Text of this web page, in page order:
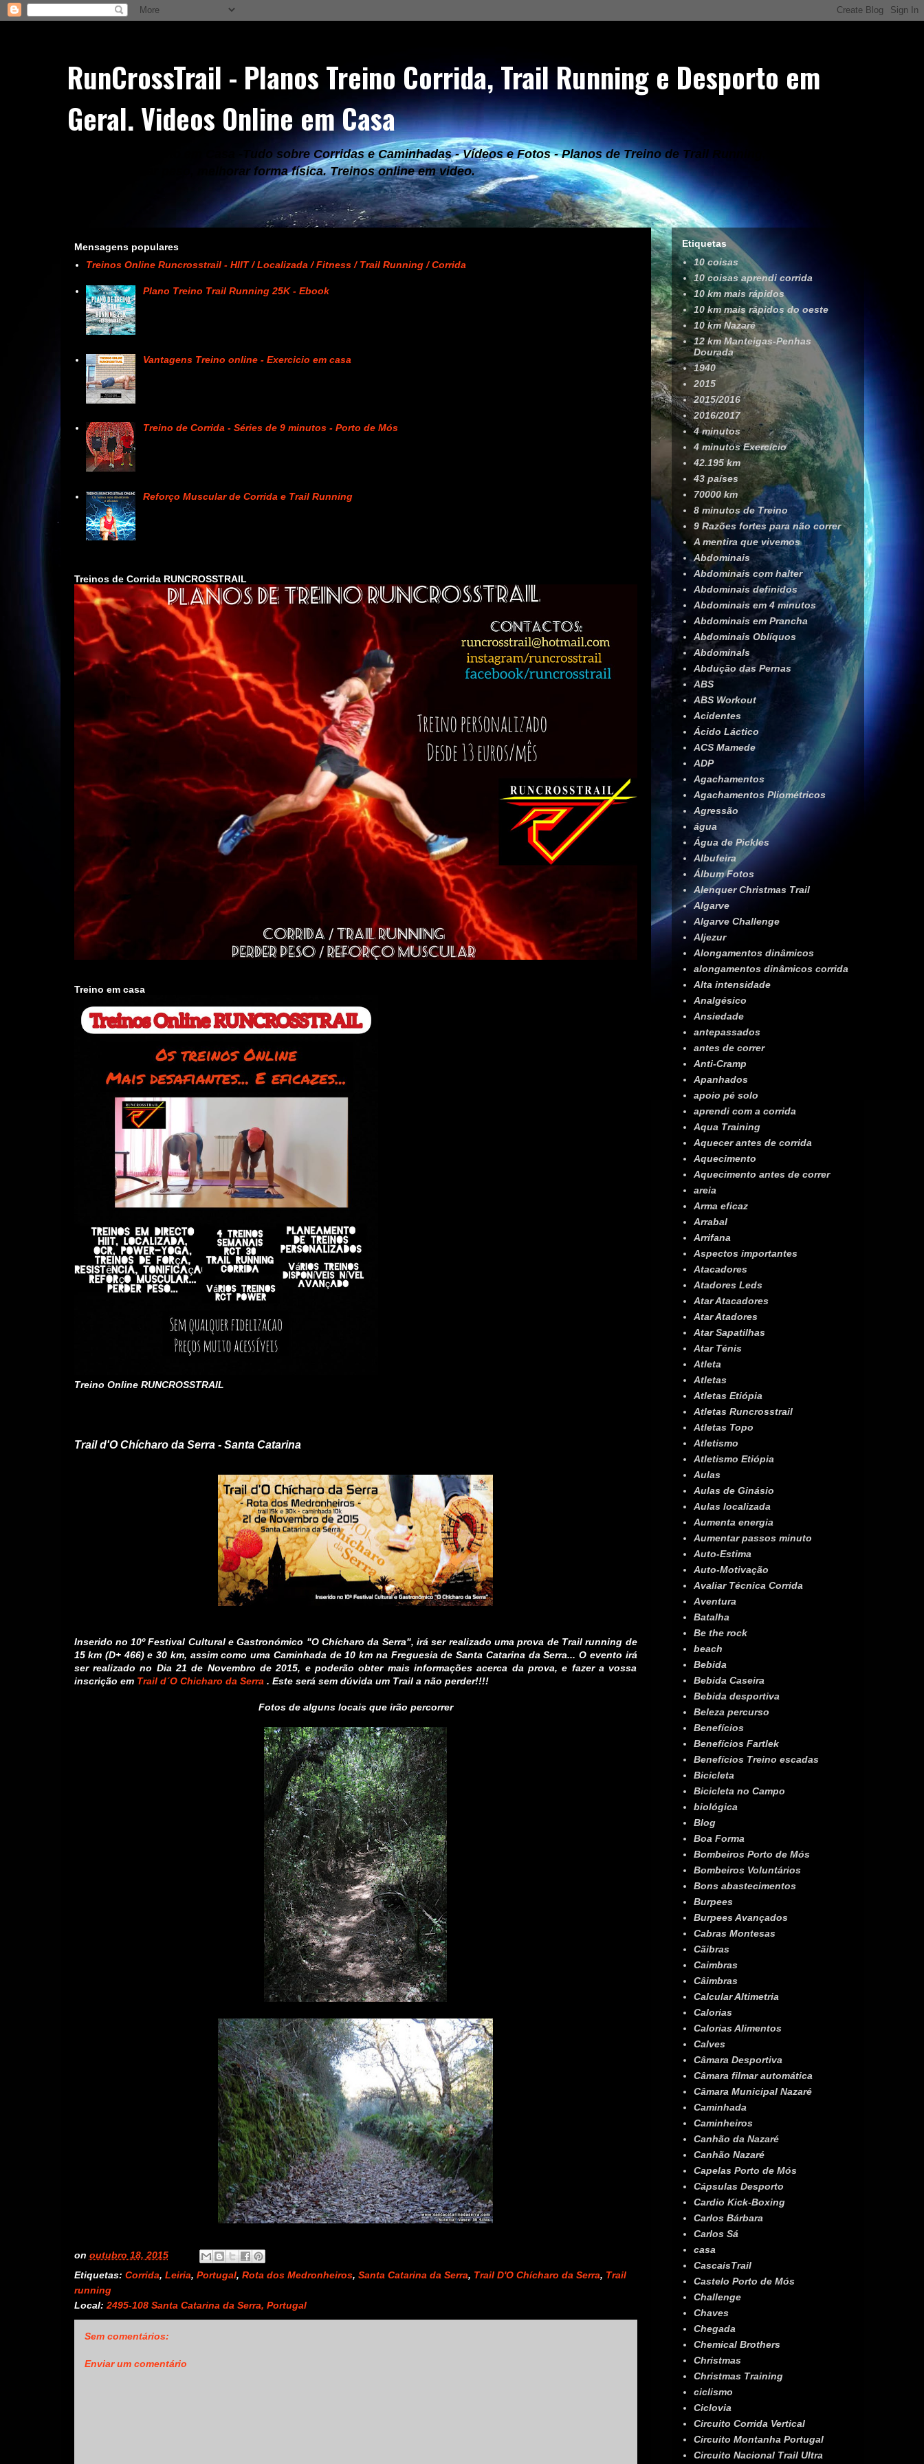
RunCrossTrail - Planos Treino Corrida, Trail Running e Desporto em
Geral. Videos Online em Casa
Treinos em Directo em Casa -Tudo sobre Corridas e Caminhadas - Vídeos e Fotos - Planos de Treino de Trail Running, Corrida,
Fitness, Perder peso, melhorar forma física. Treinos online em video.
Mensagens populares
Treinos Online Runcrosstrail - HIIT / Localizada / Fitness / Trail Running / Corrida
Plano Treino Trail Running 25K - Ebook
Vantagens Treino online - Exercicio em casa
Treino de Corrida - Séries de 9 minutos - Porto de Mós
Reforço Muscular de Corrida e Trail Running
Treinos de Corrida RUNCROSSTRAIL
Treino em casa
Treino Online RUNCROSSTRAIL
Trail d'O Chícharo da Serra - Santa Catarina
Inserido no 10º Festival Cultural e Gastronómico "O Chícharo da Serra", irá ser realizado uma prova de Trail running de
15 km (D+ 466) e 30 km, assim como uma Caminhada de 10 km na Freguesia de Santa Catarina da Serra... O evento irá
ser realizado no Dia 21 de Novembro de 2015, e poderão obter mais informações acerca da prova, e fazer a vossa
inscrição em Trail d´O Chicharo da Serra . Este será sem dúvida um Trail a não perder!!!!
Fotos de alguns locais que irão percorrer
on outubro 18, 2015
Etiquetas: Corrida, Leiria, Portugal, Rota dos Medronheiros, Santa Catarina da Serra, Trail D'O Chícharo da Serra, Trail
running
Local: 2495-108 Santa Catarina da Serra, Portugal
Sem comentários:
Enviar um comentário
Etiquetas
10 coisas
10 coisas aprendi corrida
10 km mais rápidos
10 km mais rápidos do oeste
10 km Nazaré
12 km Manteigas-Penhas
Dourada
1940
2015
2015/2016
2016/2017
4 minutos
4 minutos Exercício
42.195 km
43 países
70000 km
8 minutos de Treino
9 Razões fortes para não correr
A mentira que vivemos
Abdominais
Abdominais com halter
Abdominais definidos
Abdominais em 4 minutos
Abdominais em Prancha
Abdominais Oblíquos
Abdominals
Abdução das Pernas
ABS
ABS Workout
Acidentes
Ácido Láctico
ACS Mamede
ADP
Agachamentos
Agachamentos Pliométricos
Agressão
água
Água de Pickles
Albufeira
Álbum Fotos
Alenquer Christmas Trail
Algarve
Algarve Challenge
Aljezur
Alongamentos dinâmicos
alongamentos dinâmicos corrida
Alta intensidade
Analgésico
Ansiedade
antepassados
antes de correr
Anti-Cramp
Apanhados
apoio pé solo
aprendi com a corrida
Aqua Training
Aquecer antes de corrida
Aquecimento
Aquecimento antes de correr
areia
Arma eficaz
Arrabal
Arrifana
Aspectos importantes
Atacadores
Atadores Leds
Atar Atacadores
Atar Atadores
Atar Sapatilhas
Atar Ténis
Atleta
Atletas
Atletas Etiópia
Atletas Runcrosstrail
Atletas Topo
Atletismo
Atletismo Etiópia
Aulas
Aulas de Ginásio
Aulas localizada
Aumenta energia
Aumentar passos minuto
Auto-Estima
Auto-Motivação
Avaliar Técnica Corrida
Aventura
Batalha
Be the rock
beach
Bebida
Bebida Caseira
Bebida desportiva
Beleza percurso
Benefícios
Benefícios Fartlek
Benefícios Treino escadas
Bicicleta
Bicicleta no Campo
biológica
Blog
Boa Forma
Bombeiros Porto de Mós
Bombeiros Voluntários
Bons abastecimentos
Burpees
Burpees Avançados
Cabras Montesas
Cãibras
Caimbras
Câimbras
Calcular Altimetria
Calorias
Calorias Alimentos
Calves
Câmara Desportiva
Câmara filmar automática
Câmara Municipal Nazaré
Caminhada
Caminheiros
Canhão da Nazaré
Canhão Nazaré
Capelas Porto de Mós
Cápsulas Desporto
Cardio Kick-Boxing
Carlos Bárbara
Carlos Sá
casa
CascaisTrail
Castelo Porto de Mós
Challenge
Chaves
Chegada
Chemical Brothers
Christmas
Christmas Training
ciclismo
Ciclovia
Circuito Corrida Vertical
Circuito Montanha Portugal
Circuito Nacional Trail Ultra